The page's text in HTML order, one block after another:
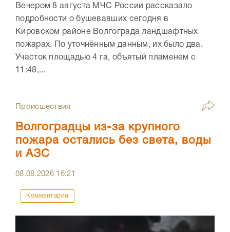
Вечером 8 августа МЧС России рассказало
подробности о бушевавших сегодня в
Кировском районе Волгограда ландшафтных
пожарах. По уточнённым данным, их было два.
Участок площадью 4 га, объятый пламенем с
11:48,...
Происшествия
Волгоградцы из-за крупного
пожара остались без света, воды
и АЗС
08.08.2026 16:21
Комментарии